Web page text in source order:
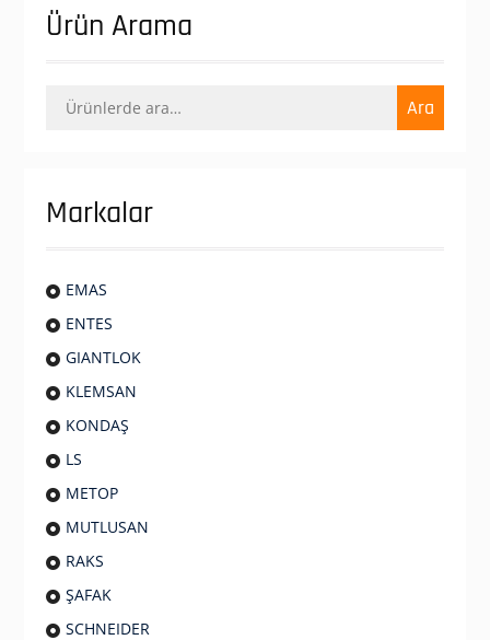
Ürün Arama
Ara: Ara
Markalar
EMAS
ENTES
GIANTLOK
KLEMSAN
KONDAŞ
LS
METOP
MUTLUSAN
RAKS
ŞAFAK
SCHNEIDER